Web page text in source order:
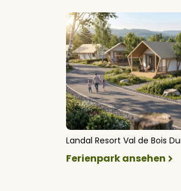
Landal Resort Val de Bois
Ferienpark ansehen